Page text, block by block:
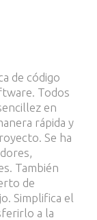
de código
Todos
en
rápida y
Se ha
También
de
Simplifica el
a la